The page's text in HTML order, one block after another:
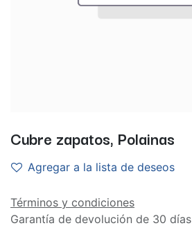
Cubre zapatos, Polainas
Agregar a la lista de deseos
Términos y condiciones
Garantía de devolución de 30 días